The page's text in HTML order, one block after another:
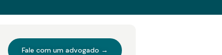
Fale com um advogado →